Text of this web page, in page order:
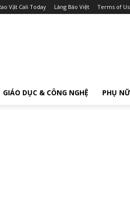
Vặt Cali Today Làng Báo Việt Terms of
GIÁO DỤC & CÔNG NGHỆ PHỤ NỮ